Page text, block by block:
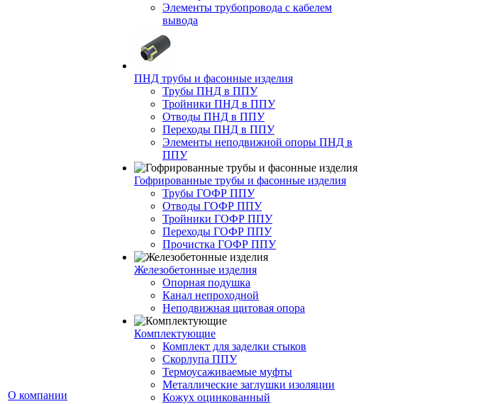
О компании
Элементы трубопровода с кабелем
вывода
ПНД трубы и фасонные изделия
Трубы ПНД в ППУ
Тройники ПНД в ППУ
Отводы ПНД в ППУ
Переходы ПНД в ППУ
Элементы неподвижной опоры ПНД в
ППУ
Гофрированные трубы и фасонные изделия
Трубы ГОФР ППУ
Отводы ГОФР ППУ
Тройники ГОФР ППУ
Переходы ГОФР ППУ
Прочистка ГОФР ППУ
Железобетонные изделия
Опорная подушка
Канал непроходной
Неподвижная щитовая опора
Комплектующие
Комплект для заделки стыков
Скорлупа ППУ
Термоусаживаемые муфты
Металлические заглушки изоляции
Кожух оцинкованный